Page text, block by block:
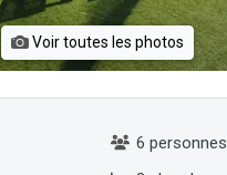
Voir toutes les photos
6 personnes